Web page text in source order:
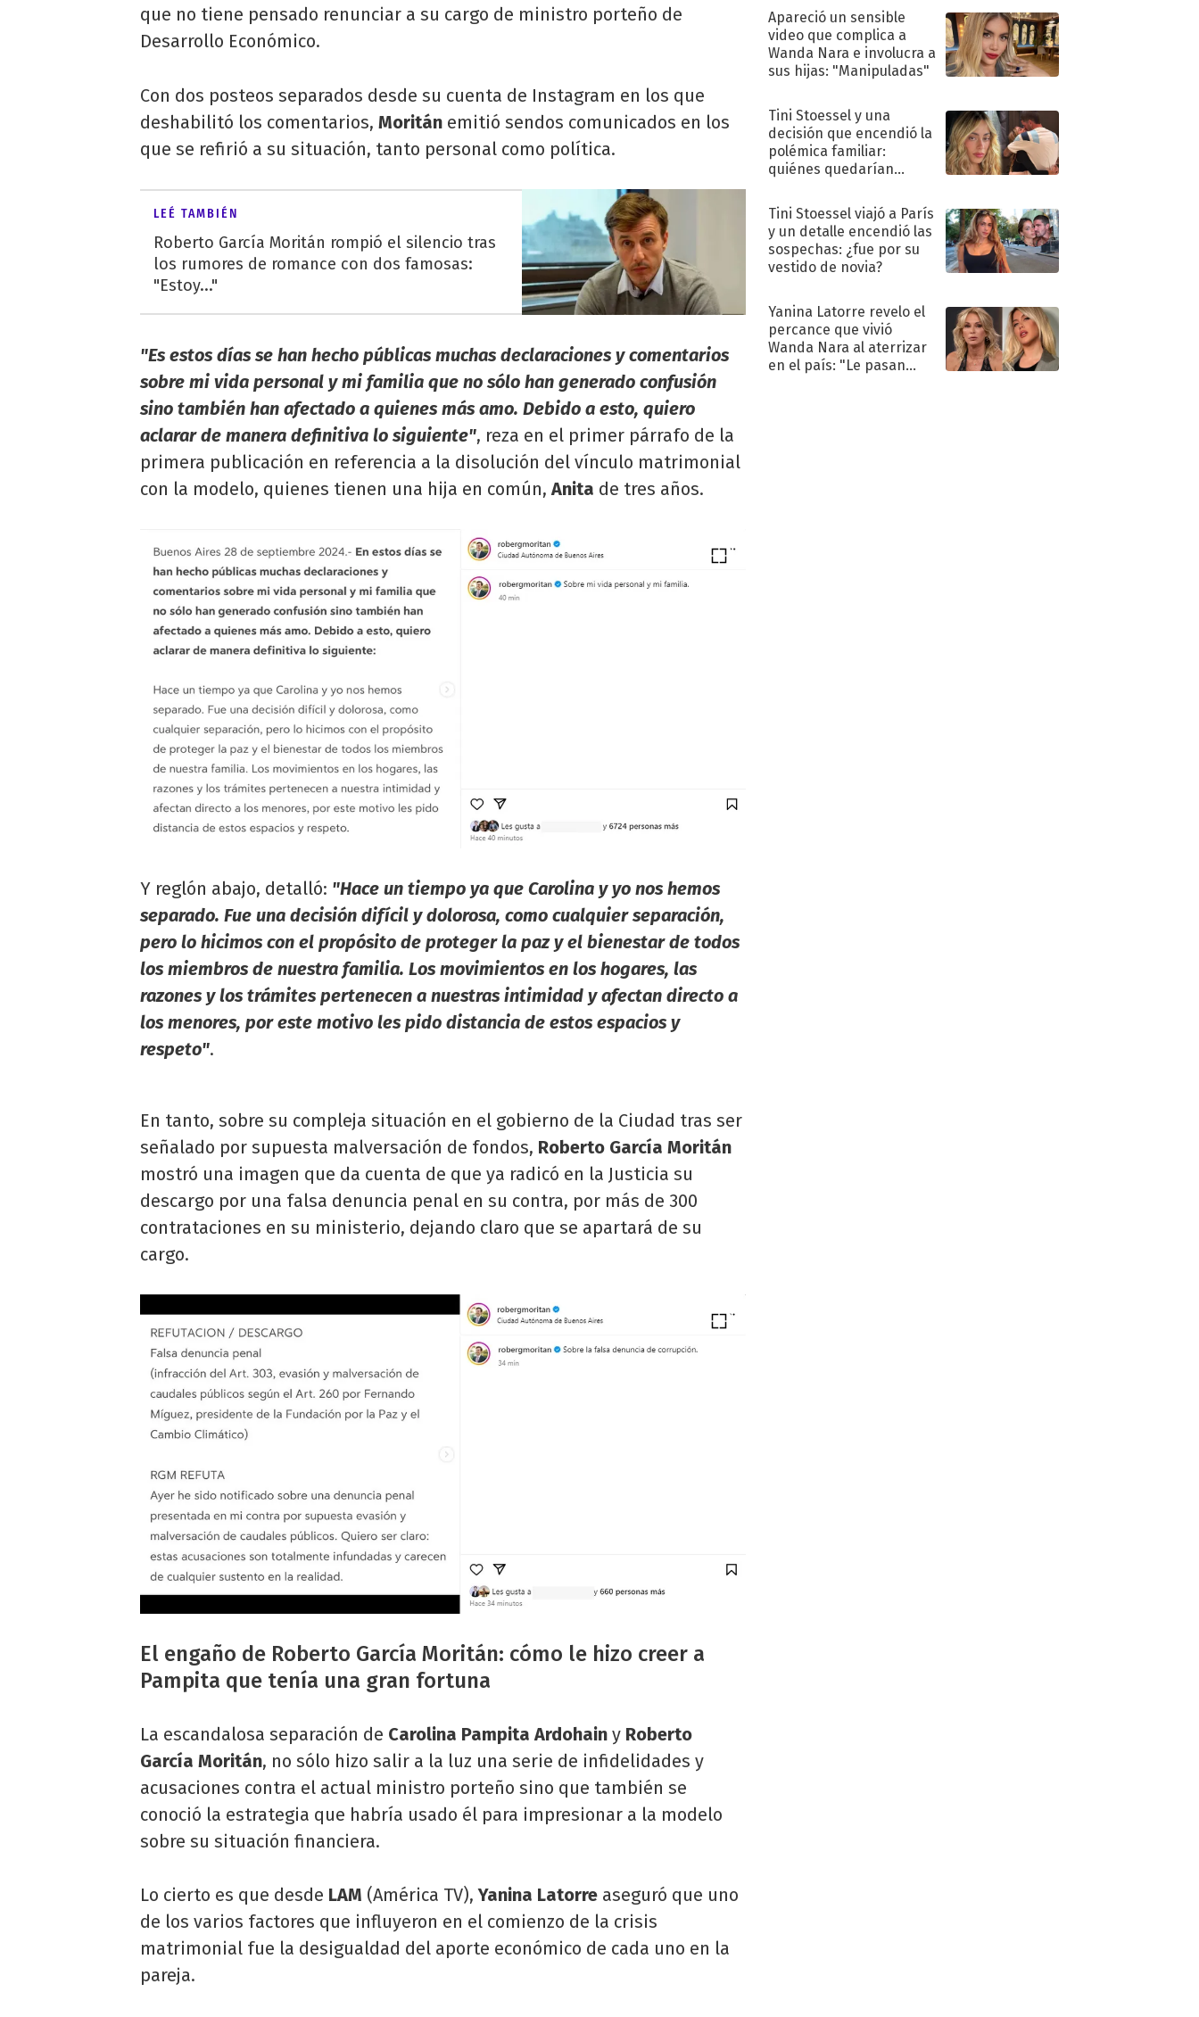
que no tiene pensado renunciar a su cargo de ministro porteño de
Desarrollo Económico.
Con dos posteos separados desde su cuenta de Instagram en los que
deshabilitó los comentarios, Moritán emitió sendos comunicados en los
que se refirió a su situación, tanto personal como política.
LEÉ TAMBIÉN
Roberto García Moritán rompió el silencio tras
los rumores de romance con dos famosas:
"Estoy..."
"Es estos días se han hecho públicas muchas declaraciones y comentarios
sobre mi vida personal y mi familia que no sólo han generado confusión
sino también han afectado a quienes más amo. Debido a esto, quiero
aclarar de manera definitiva lo siguiente", reza en el primer párrafo de la
primera publicación en referencia a la disolución del vínculo matrimonial
con la modelo, quienes tienen una hija en común,Anita de tres años.
Y reglón abajo, detalló: "Hace un tiempo ya que Carolina y yo nos hemos
separado. Fue una decisión difícil y dolorosa, como cualquier separación,
pero lo hicimos con el propósito de proteger la paz y el bienestar de todos
los miembros de nuestra familia. Los movimientos en los hogares, las
razones y los trámites pertenecen a nuestras intimidad y afectan directo a
los menores, por este motivo les pido distancia de estos espacios y
respeto".
En tanto, sobre su compleja situación en el gobierno de la Ciudad tras ser
señalado por supuesta malversación de fondos, Roberto García Moritán
mostró una imagen que da cuenta de que ya radicó en la Justicia su
descargo por una falsa denuncia penal en su contra, por más de 300
contrataciones en su ministerio, dejando claro que se apartará de su
cargo.
El engaño de Roberto García Moritán: cómo le hizo creer a
Pampita que tenía una gran fortuna
La escandalosa separación de Carolina Pampita Ardohain y Roberto
García Moritán, no sólo hizo salir a la luz una serie de infidelidades y
acusaciones contra el actual ministro porteño sino que también se
conoció la estrategia que habría usado él para impresionar a la modelo
sobre su situación financiera.
Lo cierto es que desde LAM (América TV),Yanina Latorre aseguró que uno
de los varios factores que influyeron en el comienzo de la crisis
matrimonial fue la desigualdad del aporte económico de cada uno en la
pareja.
Apareció un sensible
video que complica a
Wanda Nara e involucra a
sus hijas: "Manipuladas"
Tini Stoessel y una
decisión que encendió la
polémica familiar:
quiénes quedarían
Tini Stoessel viajó a París
y un detalle encendió las
sospechas: ¿fue por su
vestido de novia?
Yanina Latorre revelo el
percance que vivió
Wanda Nara al aterrizar
en el país: "Le pasan